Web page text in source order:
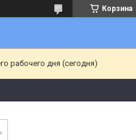
Корзина
рабочего дня (сегодня)